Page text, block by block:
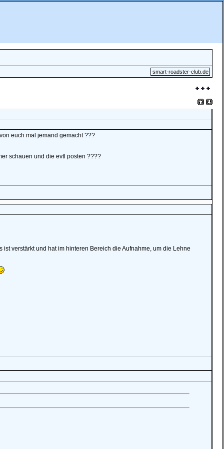
smart-roadster-club.de
euch mal jemand gemacht ???
schauen und die evtl posten ????
verstärkt und hat im hinteren Bereich die Aufnahme, um die Lehne